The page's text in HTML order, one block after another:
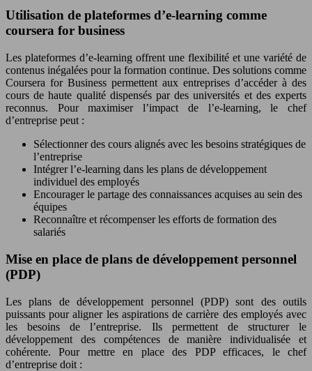
Utilisation de plateformes d’e-learning comme
coursera for business
Les plateformes d’e-learning offrent une flexibilité et une variété de
contenus inégalées pour la formation continue. Des solutions comme
Coursera for Business permettent aux entreprises d’accéder à des
cours de haute qualité dispensés par des universités et des experts
reconnus. Pour maximiser l’impact de l’e-learning, le chef
d’entreprise peut :
Sélectionner des cours alignés avec les besoins stratégiques de
l’entreprise
Intégrer l’e-learning dans les plans de développement
individuel des employés
Encourager le partage des connaissances acquises au sein des
équipes
Reconnaître et récompenser les efforts de formation des
salariés
Mise en place de plans de développement personnel
(PDP)
Les plans de développement personnel (PDP) sont des outils
puissants pour aligner les aspirations de carrière des employés avec
les besoins de l’entreprise. Ils permettent de structurer le
développement des compétences de manière individualisée et
cohérente. Pour mettre en place des PDP efficaces, le chef
d’entreprise doit :